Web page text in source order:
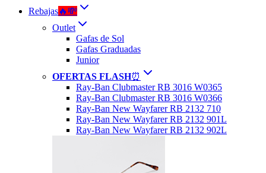
Rebajas🔥💸
Outlet
Gafas de Sol
Gafas Graduadas
Junior
OFERTAS FLASH⏰
Ray-Ban Clubmaster RB 3016 W0365
Ray-Ban Clubmaster RB 3016 W0366
Ray-Ban New Wayfarer RB 2132 710
Ray-Ban New Wayfarer RB 2132 901L
Ray-Ban New Wayfarer RB 2132 902L